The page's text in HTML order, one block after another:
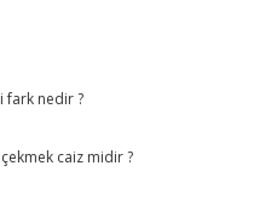
fark nedir ?
caiz midir ?